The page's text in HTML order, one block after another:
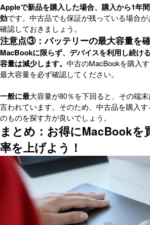
Appleで新品を購入した場合、購入から1年
効です。中古品でも保証が残っている場合
確認しておきましょう。
注意点③：バッテリーの最大容量を
MacBookに限らず、デバイスを利用し続け
容量は減少します。 中古のMacBookを購入
最大容量を必ず確認してください。
一般に最大容量が80％を下回ると、その端
言われています。そのため、中古品を購入す
のものを探す方が良いでしょう。
まとめ：お得にMacBookを
率を上げよう！